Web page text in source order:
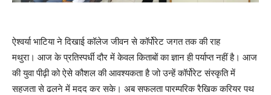
ऐश्वर्या भाटिया ने दिखाई कॉलेज जीवन से कॉर्पोरेट जगत तक की राह
मथुरा। आज के प्रतिस्पर्धी दौर में केवल किताबों का ज्ञान ही पर्याप्त नहीं है। आज
की युवा पीढ़ी को ऐसे कौशल की आवश्यकता है जो उन्हें कॉर्पोरेट संस्कृति में
सहजता से ढलने में मदद कर सके। अब सफलता पारम्परिक रैखिक करियर पथ